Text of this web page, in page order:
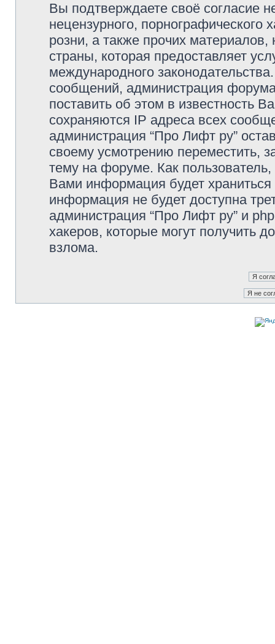
Вы подтверждаете своё согласие
нецензурного, порнографического
розни, а также прочих
страны, которая предоставляет
международного
сообщений, администрация
поставить об этом в известность
сохраняются IP адреса всех
администрация “Про Лифт ру”
своему усмотрению переместить,
тему на форуме. Как
Вами информация будет
информация не будет доступна
администрация “Про Лифт ру” и
хакеров, которые могут получить
взлома.